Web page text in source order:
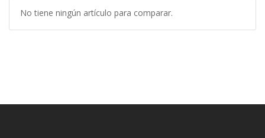
No tiene ningún artículo para comparar.